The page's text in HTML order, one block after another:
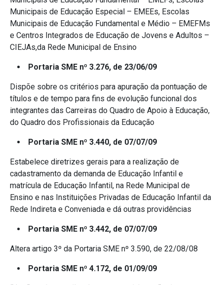
Municipais de Educação Especial – EMEEs, Escolas
Municipais de Educação Fundamental e Médio – EMEFMs
e Centros Integrados de Educação de Jovens e Adultos –
CIEJAs,da Rede Municipal de Ensino
Portaria SME nº 3.276, de 23/06/09
Dispõe sobre os critérios para apuração da pontuação de
títulos e de tempo para fins de evolução funcional dos
integrantes das Carreiras do Quadro de Apoio à Educação,
do Quadro dos Profissionais da Educação
Portaria SME nº 3.440, de 07/07/09
Estabelece diretrizes gerais para a realização de
cadastramento da demanda de Educação Infantil e
matrícula de Educação Infantil, na Rede Municipal de
Ensino e nas Instituições Privadas de Educação Infantil da
Rede Indireta e Conveniada e dá outras providências
Portaria SME nº 3.442, de 07/07/09
Altera artigo 3º da Portaria SME nº 3.590, de 22/08/08
Portaria SME nº 4.172, de 01/09/09